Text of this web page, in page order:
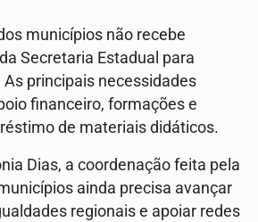
municípios não recebe
Secretaria Estadual para
principais necessidades
financeiro, formações e
de materiais didáticos.
Dias, a coordenação feita pela
ainda precisa avançar
regionais e apoiar redes